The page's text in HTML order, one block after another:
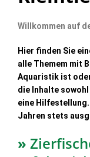
Willkommen auf
Hier finden Sie
alle Themem mit
Aquaristik ist
die Inhalte
eine
Jahren stets
»